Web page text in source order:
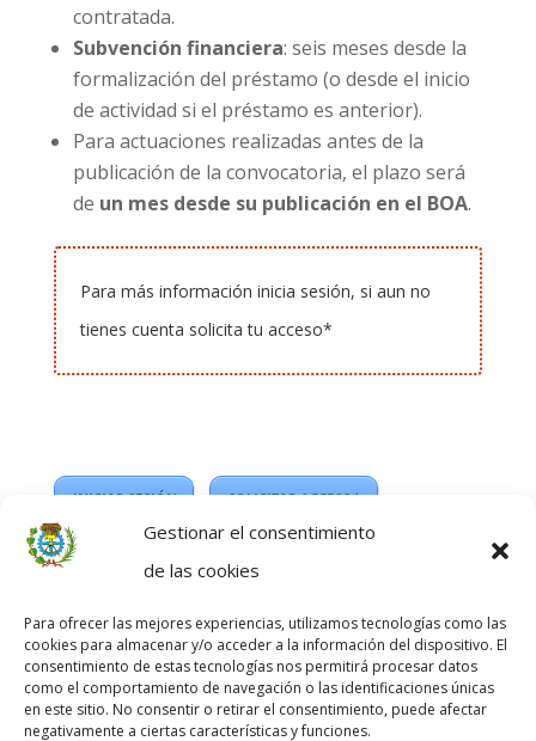
Gestionar el consentimiento
de las cookies
Para ofrecer las mejores experiencias, utilizamos tecnologías como las
cookies para almacenar y/o acceder a la información del dispositivo. El
consentimiento de estas tecnologías nos permitirá procesar datos
como el comportamiento de navegación o las identificaciones únicas
en este sitio. No consentir o retirar el consentimiento, puede afectar
negativamente a ciertas características y funciones.
contratada.
Subvención financiera: seis meses desde la
formalización del préstamo (o desde el inicio
de actividad si el préstamo es anterior).
Para actuaciones realizadas antes de la
publicación de la convocatoria, el plazo será
de un mes desde su publicación en el BOA.
Para más información inicia sesión, si aun no
tienes cuenta solicita tu acceso*
INICIAR SESIÓN SOLICITAR ACCESO*
* Acceso exclusivo para colegiados del Colegio